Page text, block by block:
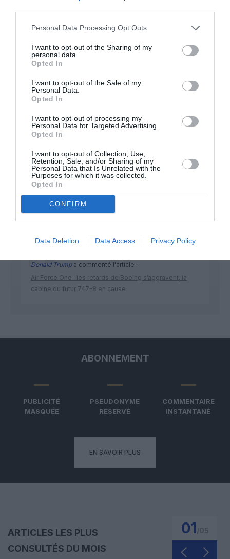
Personal Data Processing Opt Outs
I want to opt-out of the Sharing of my
personal data.
Opted In
I want to opt-out of the Sale of my
Personal Data.
Opted In
I want to opt-out of processing my
Personal Data for Targeted Advertising.
Opted In
I want to opt-out of Collection, Use,
Retention, Sale, and/or Sharing of my
Personal Data that Is Unrelated with the
Purposes for which it was collected.
Opted In
CONFIRM
Data Deletion Data Access Privacy Policy
Appel aux lecteurs !
Soutenez Air Journal participez
NOUS SOUTENIR
DERNIERS COMMENTAIRES
a commenté l'article :
Un enfant refuse sa ceinture : un vol Porter Airlines
Donald Trumpa commenté l'article :
Air Force One : les retards de Boeing s’aggravent, la
cabine du futur 747-8 en cause
ABONNEMENT
PUBLICITÉ
MASQUÉE
PSEUDONYME
RÉSERVÉ
COMMENTAIRE
INSTANTANÉ
EN SAVOIR PLUS
ARTICLES LES PLUS
CONSULTÉS DU MOIS
01